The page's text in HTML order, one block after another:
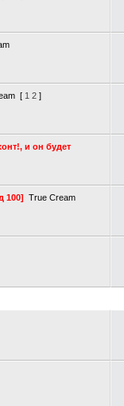
[ 1 2 ]
и он будет
100] True Cream